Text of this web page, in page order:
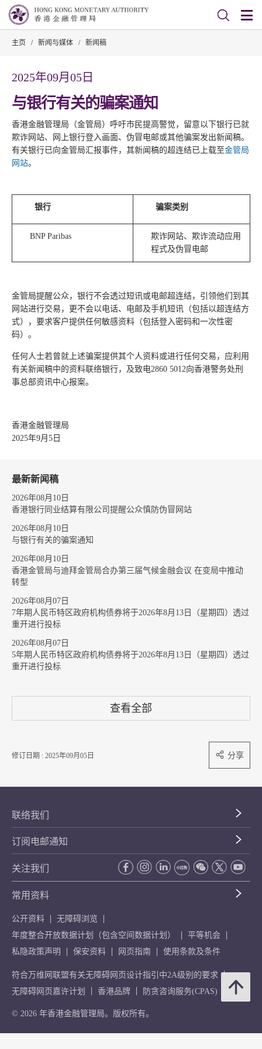
主页 / 新闻与媒体 / 新闻稿
2025年09月05日
与银行有关的骗案通知
香港金融管理局（金管局）呼吁市民提高警觉，留意以下银行已就
欺诈网站、网上银行登入画面、伪冒电邮或其他骗案发出新闻稿。
有关银行已向金管局汇报事件，其新闻稿的超连结已上载至金管局
网站。
银行 骗案类别
BNP Paribas
欺诈网站、欺诈流动应用
程式及伪冒电邮
金管局提醒公众，银行不会透过短讯或电邮超连结，引领他们到其
网站进行交易，更不会以电话、电邮及手机短讯（包括以超连结方
式），要求客户提供任何敏感资料（包括登入密码和一次性密
码）。
任何人士若曾就上述骗案提供其个人资料或进行任何交易，应利用
有关新闻稿中的资料联络银行，及致电2860 5012向香港警务处刑
事总部资讯中心报案。
香港金融管理局
2025年9月5日
最新新闻稿
2026年08月10日
香港银行同业结算有限公司提醒公众慎防伪冒网站
2026年08月10日
与银行有关的骗案通知
2026年08月10日
香港金管局与迪拜金管局合办第三届气候金融会议 在变局中推动
转型
2026年08月07日
7年期人民币特区政府机构债券将于2026年8月13日（星期四）透过
重开进行投标
2026年08月07日
5年期人民币特区政府机构债券将于2026年8月13日（星期四）透过
重开进行投标
查看全部
修订日期 : 2025年09月05日 分享
联络我们
订阅电邮通知
关注我们
常用资料
公开资料
无障碍浏览
年度整合开放数据计划（包含空间数据计划）
平等机会
私隐政策声明
保安资料 网页指南 使用条款及条件
符合万维网联盟有关无障碍网页设计指引中2A级别的要求
无障碍网页嘉许计划
香港品牌 防贪咨询服务(CPAS)
© 2026 年香港金融管理局。版权所有。